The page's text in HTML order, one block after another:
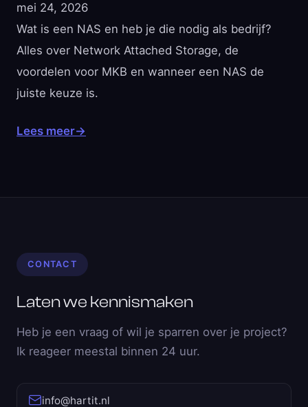
mei 24, 2026
Wat is een NAS en heb je die nodig als bedrijf?
Alles over Network Attached Storage, de
voordelen voor MKB en wanneer een NAS de
juiste keuze is.
Lees meer→
CONTACT
Laten we kennismaken
Heb je een vraag of wil je sparren over je project?
Ik reageer meestal binnen 24 uur.
info@hartit.nl